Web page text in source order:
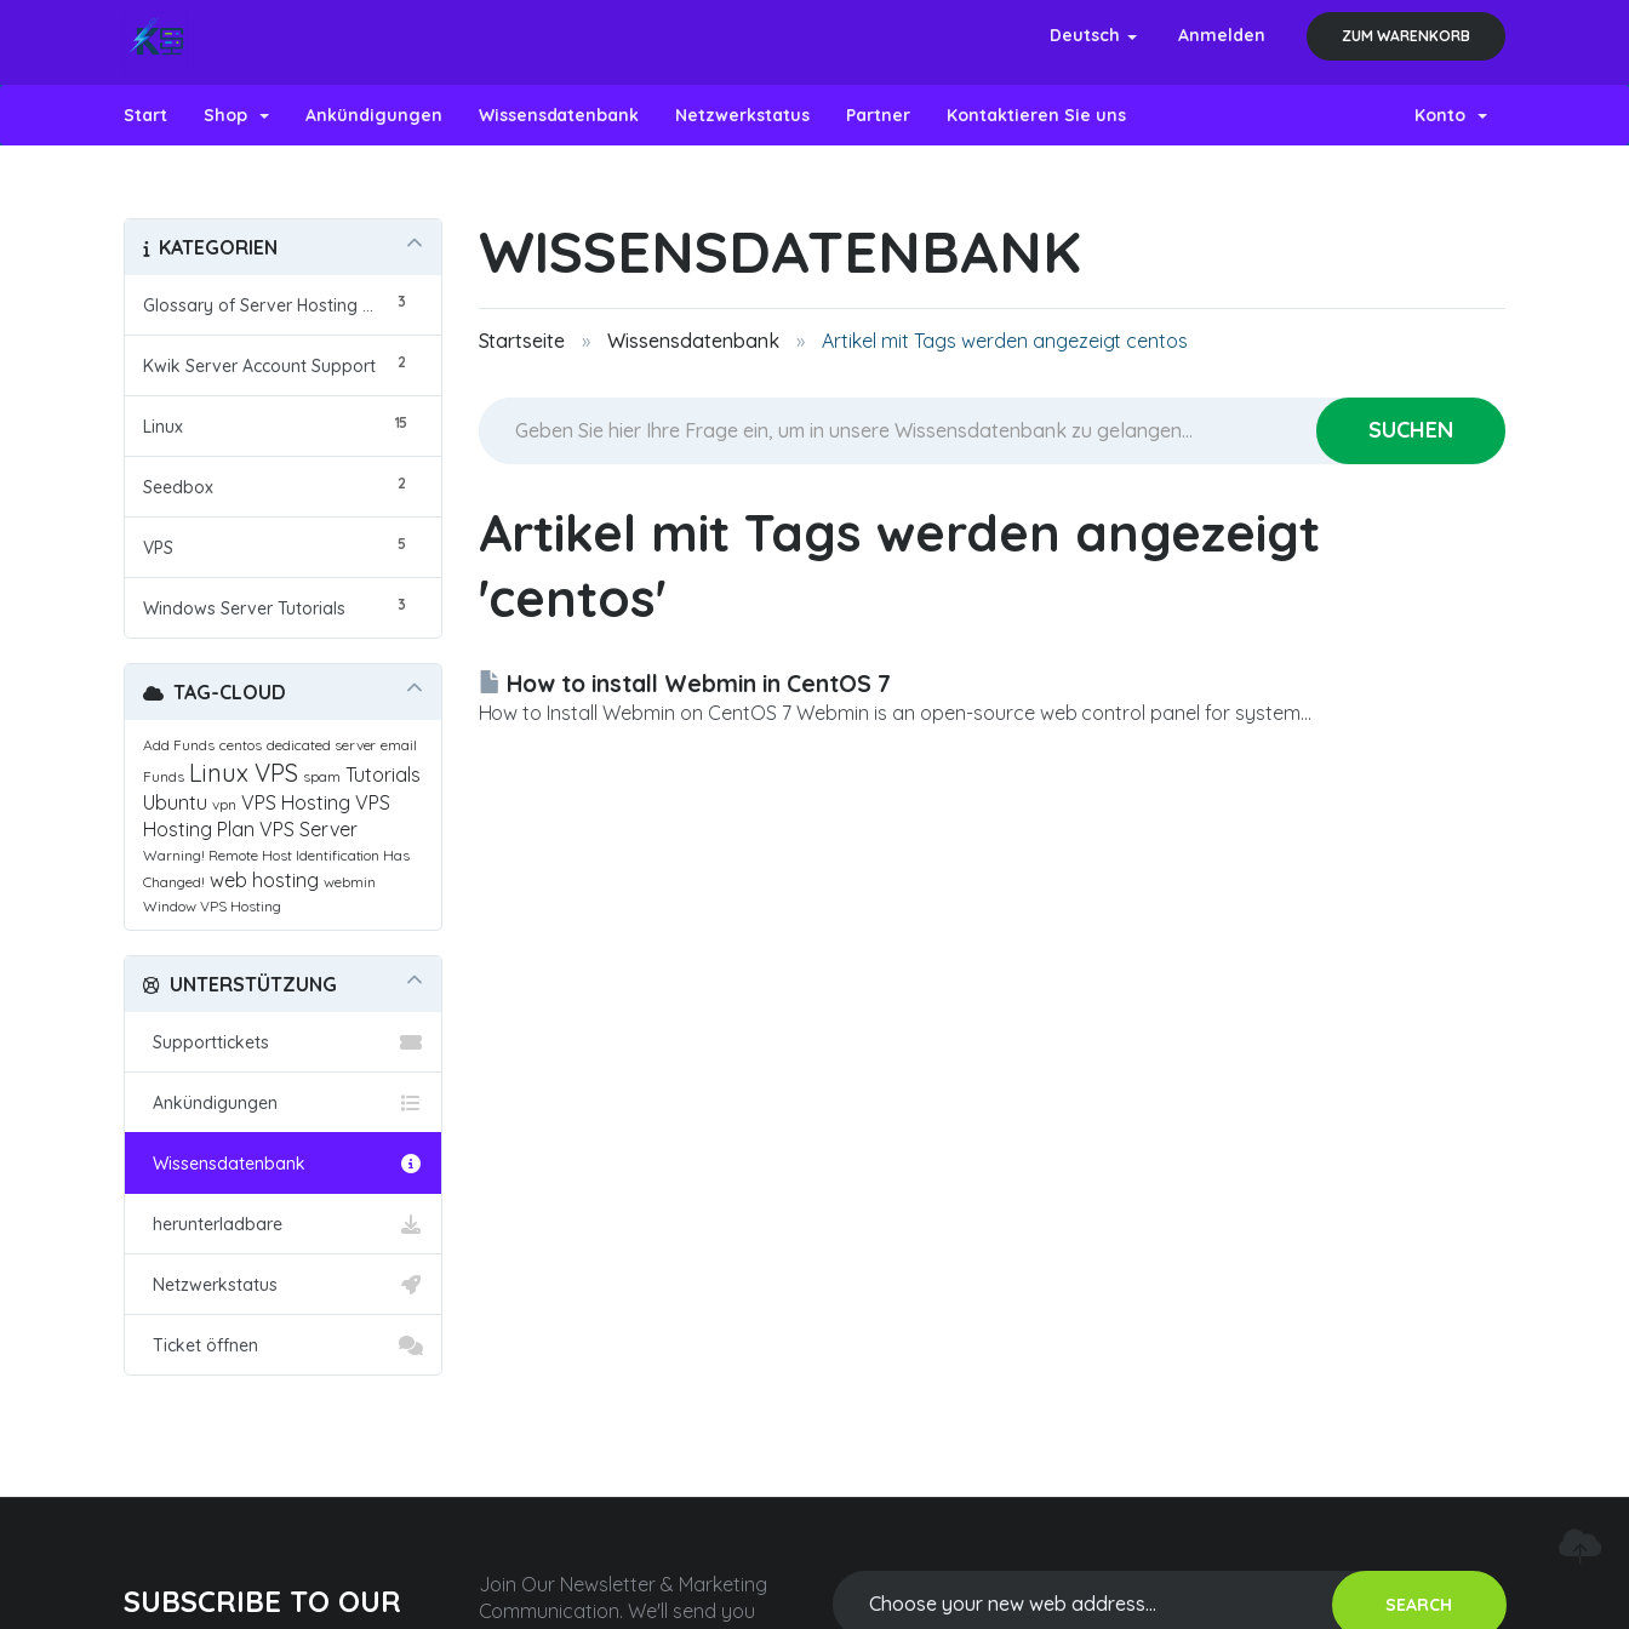
Deutsch Anmelden ZUM WARENKORB
Start Shop Ankündigungen Wissensdatenbank Netzwerkstatus Partner Kontaktieren Sie uns Konto
WISSENSDATENBANK
Startseite Wissensdatenbank Artikel mit Tags werden angezeigt centos
KATEGORIEN
3
2
Kwik Server Account Support
15
Linux
2
Seedbox
5
VPS
3
Windows Server Tutorials
Artikel mit Tags werden angezeigt
'centos'
How to install Webmin in CentOS 7
How to Install Webmin on CentOS 7 Webmin is an open-source web control panel for system...
TAG-CLOUD
Add Funds centos dedicated server email
Funds Linux VPS spam Tutorials
Ubuntu vpn VPS Hosting VPS
Hosting Plan VPS Server
Warning! Remote Host Identification Has
Changed! web hosting webmin
Window VPS Hosting
UNTERSTÜTZUNG
Supporttickets
Ankündigungen
Wissensdatenbank
herunterladbare
Netzwerkstatus
Ticket öffnen
SUBSCRIBE TO OUR
Join Our Newsletter & Marketing
Communication. We'll send you
SEARCH